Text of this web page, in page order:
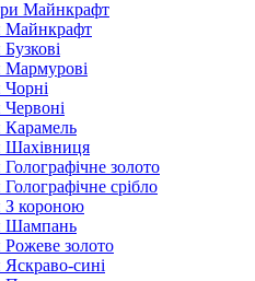
золото
срібло
короною
Шампань
золото
сині